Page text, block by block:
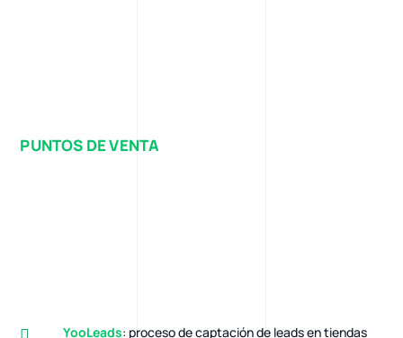
PUNTOS DE VENTA
YooLeads: proceso de captación de leads en tiendas